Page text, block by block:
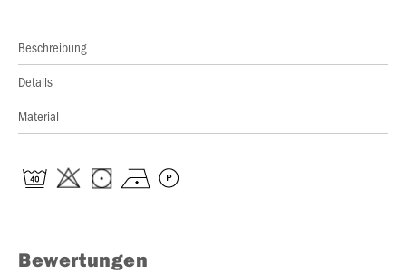
Beschreibung
Details
Material
Bewertungen